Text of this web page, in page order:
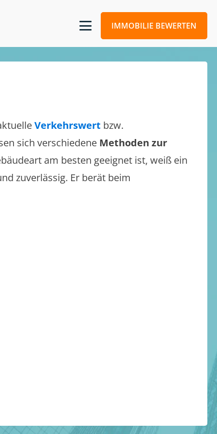
IMMOBILIE BEWERTEN
Verkehrswert bzw.
sich verschiedene Methoden zur
am besten geeignet ist, weiß ein
zuverlässig. Er berät beim